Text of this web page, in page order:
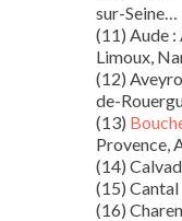
sur-Seine…
(11) Aude :
Limoux,
(12)
de-
(13)
Provence,
(14)
(15) Cantal
(16)